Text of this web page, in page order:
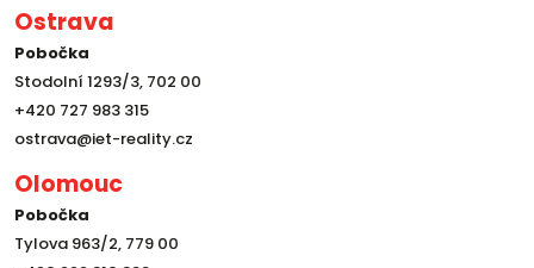
Ostrava
Pobočka
Stodolní 1293/3, 702 00
+420 727 983 315
ostrava@iet-reality.cz
Olomouc
Pobočka
Tylova 963/2, 779 00